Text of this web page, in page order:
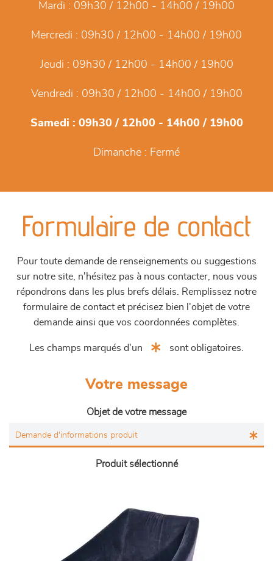
Mardi : 09h30 / 12h00 - 14h00 / 19h00
Mercredi : 09h30 / 12h00 - 14h00 / 19h00
Jeudi : 09h30 / 12h00 - 14h00 / 19h00
Vendredi : 09h30 / 12h00 - 14h00 / 19h00
Samedi : 09h30 / 12h00 - 14h00 / 19h00
Dimanche : Fermé
Formulaire de contact
Pour toute demande de renseignements ou suggestions
sur notre site, n'hésitez pas à nous contacter, nous vous
répondrons dans les plus brefs délais. Remplissez notre
formulaire de contact et précisez bien l'objet de votre
demande ainsi que vos coordonnées complètes.
Les champs marqués d'un sont obligatoires.
Votre message
Objet de votre message
Produit sélectionné